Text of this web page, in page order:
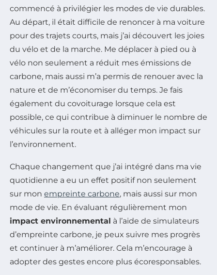
commencé à privilégier les modes de vie durables.
Au départ, il était difficile de renoncer à ma voiture
pour des trajets courts, mais j’ai découvert les joies
du vélo et de la marche. Me déplacer à pied ou à
vélo non seulement a réduit mes émissions de
carbone, mais aussi m’a permis de renouer avec la
nature et de m’économiser du temps. Je fais
également du covoiturage lorsque cela est
possible, ce qui contribue à diminuer le nombre de
véhicules sur la route et à alléger mon impact sur
l’environnement.
Chaque changement que j’ai intégré dans ma vie
quotidienne a eu un effet positif non seulement
sur mon empreinte carbone, mais aussi sur mon
mode de vie. En évaluant régulièrement mon
impact environnemental à l’aide de simulateurs
d’empreinte carbone, je peux suivre mes progrès
et continuer à m’améliorer. Cela m’encourage à
adopter des gestes encore plus écoresponsables.